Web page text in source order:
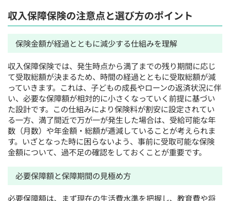
収入保障保険の注意点と選び方のポイント
保険金額が経過とともに減少する仕組みを理解
収入保障保険では、発生時点から満了までの残り期間に応じ
て受取総額が決まるため、時間の経過とともに受取総額が減
っていきます。これは、子どもの成長やローンの返済状況に伴
い、必要な保障額が相対的に小さくなっていく前提に基づい
た設計です。この仕組みにより保険料が割安に設定されてい
る一方、満了間近で万が一が発生した場合は、受給可能な年
数（月数）や年金額・総額が逓減していることが考えられま
す。いざとなった時に困らないよう、事前に受取可能な保険
金額について、過不足の確認をしておくことが重要です。
必要保障額と保障期間の見極め方
必要保障額は、まず現在の生活費水準を把握し、教育費や将